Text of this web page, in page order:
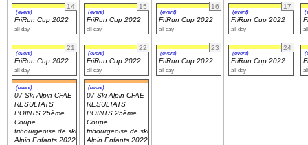
Créer un nouveau compte
Demander un nouveau mot de passe
14
(event)
FriRun Cup 2022
all day
15
(event)
FriRun Cup 2022
all day
16
(event)
FriRun Cup 2022
all day
17
(event)
FriRun Cup 2022
all day
21
(event)
FriRun Cup 2022
all day
(event)
07 Ski Alpin CFAE
RESULTATS
POINTS 25ème
Coupe
fribourgeoise de ski
Alpin Enfants 2022
22
(event)
FriRun Cup 2022
all day
(event)
07 Ski Alpin CFAE
RESULTATS
POINTS 25ème
Coupe
fribourgeoise de ski
Alpin Enfants 2022
23
(event)
FriRun Cup 2022
all day
24
(event)
FriRun Cup 2022
all day